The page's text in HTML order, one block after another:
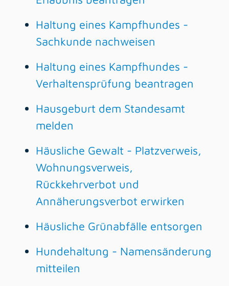
Haltung eines Kampfhundes -
Sachkunde nachweisen
Haltung eines Kampfhundes -
Verhaltensprüfung beantragen
Hausgeburt dem Standesamt
melden
Häusliche Gewalt - Platzverweis,
Wohnungsverweis,
Rückkehrverbot und
Annäherungsverbot erwirken
Häusliche Grünabfälle entsorgen
Hundehaltung - Namensänderung
mitteilen